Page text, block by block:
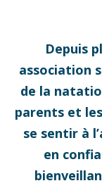
Depuis
association
de la
parents et
se sentir à
en